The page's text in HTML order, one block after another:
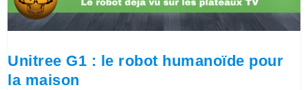
Unitree G1 : le robot humanoïde pour
la maison